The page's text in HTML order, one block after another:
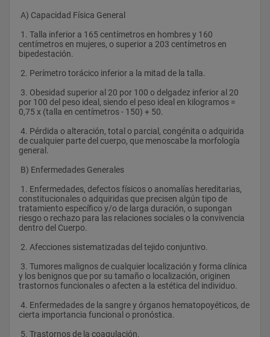
A) Capacidad Física General
centímetros en mujeres, o superior a 203 centímetros en
bipedestación.
2. Perímetro torácico inferior a la mitad de la talla.
por 100 del peso ideal, siendo el peso ideal en kilogramos =
0,75 x (talla en centímetros - 150) + 50.
de cualquier parte del cuerpo, que menoscabe la morfología
general.
B) Enfermedades Generales
constitucionales o adquiridas que precisen algún tipo de
tratamiento específico y/o de larga duración, o supongan
riesgo o rechazo para las relaciones sociales o la convivencia
dentro del Cuerpo.
2. Afecciones sistematizadas del tejido conjuntivo.
y los benignos que por su tamaño o localización, originen
trastornos funcionales o afecten a la estética del individuo.
cierta importancia funcional o pronóstica.
5. Trastornos de la coagulación.